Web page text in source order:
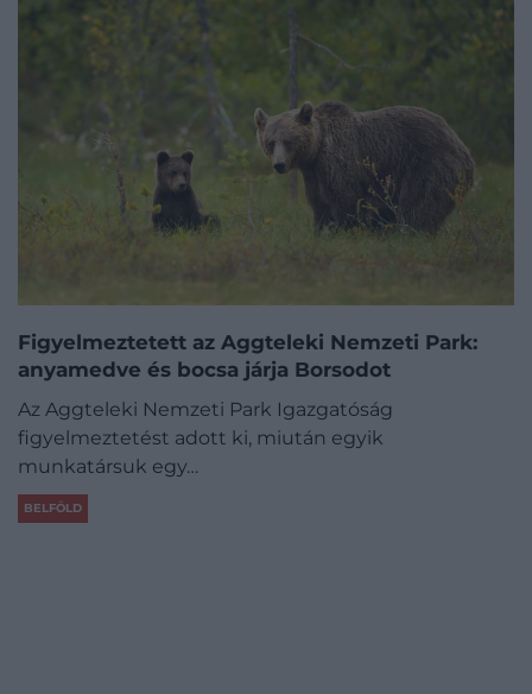
Figyelmeztetett az Aggteleki Nemzeti Park:
anyamedve és bocsa járja Borsodot
Az Aggteleki Nemzeti Park Igazgatóság
figyelmeztetést adott ki, miután egyik
munkatársuk egy…
BELFÖLD